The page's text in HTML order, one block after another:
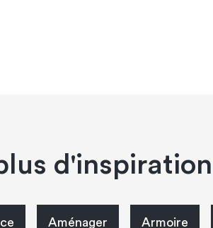
d'inspiration
Aménager Armoire